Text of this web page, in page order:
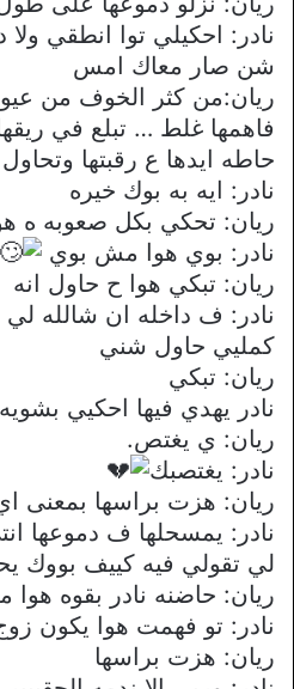
نادر: احكيلي توا انطقي
شن صار معاك امس
ريان:من كثر الخوف من
فاهمها غلط … تبلع في
حاطه ايدها ع رقبتها
نادر: ايه به بوك خيره
ريان: تحكي بكل صعوبه ه
نادر: بوي هوا مش بوي
ريان: تبكي هوا ح حاول انه
نادر: ف داخله ان
كمليي حاول شني
ريان: تبكي
نادر يهدي فيها احكيي
ريان: ي يغتص.
نادر: يغتصبك
ريان: هزت براسها بمعنى
نادر: يمسحلها ف دموعها
لي تقولي فيه كييف بووك
ريان: حاضنه نادر بقوه
نادر: تو فهمت هوا يكون
ريان: هزت براسها